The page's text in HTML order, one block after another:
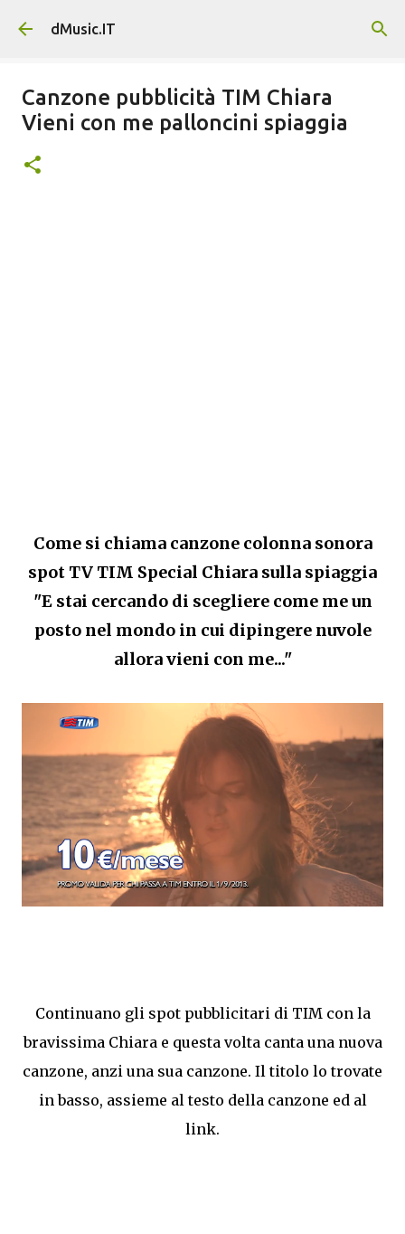
Passa ai contenuti principali
dMusic.IT
Canzone pubblicità TIM Chiara
Vieni con me palloncini spiaggia
Come si chiama canzone colonna sonora
spot TV TIM Special Chiara sulla spiaggia
"E stai cercando di scegliere come me un
posto nel mondo in cui dipingere nuvole
allora vieni con me..."
Continuano gli spot pubblicitari di TIM con la
bravissima Chiara e questa volta canta una nuova
canzone, anzi una sua canzone. Il titolo lo trovate
in basso, assieme al testo della canzone ed al
link.